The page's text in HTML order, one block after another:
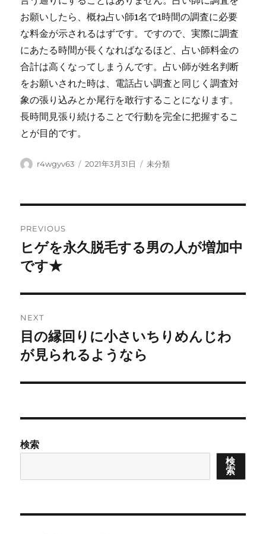
お願いしたら、概ね占い師1名で1時間の調査に必要
な料金が示されるはずです。ですので、実際に調査
にあたる時間が長くなればなるほど、占い師料金の
合計は高くなってしまうんです。占い師が姓名判断
をお願いされた時は、電話占い調査と同じく調査対
象の張り込みとか尾行を敢行することになります。
長時間見張り続けることで行動を完全に把握するこ
とが目的です。
Author
r4wgyv63
Posted
2021年3月31日 Categories
未分類
navigation
PREVIOUS
Previous
post:
ヒゲを永久脱毛する男の人が増加中
です★
NEXT
Next
post:
目の縁回りに小さいちりめんじわ
が見られるようなら
検索
検
索